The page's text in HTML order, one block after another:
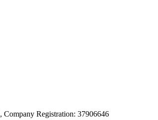
Registration: 37906646